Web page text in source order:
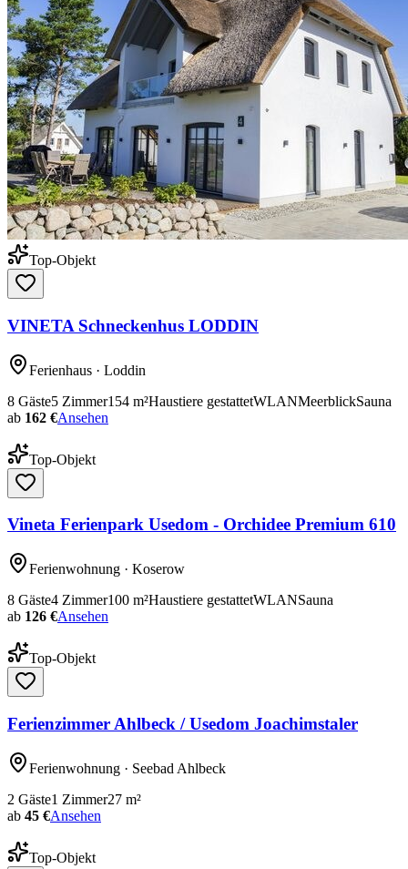
Top-Objekt
VINETA Schneckenhus LODDIN
Ferienhaus · Loddin
8 Gäste5 Zimmer154 m²Haustiere gestattetWLANMeerblickSauna
ab 162 €Ansehen
Top-Objekt
Vineta Ferienpark Usedom - Orchidee Premium 610
Ferienwohnung · Koserow
8 Gäste4 Zimmer100 m²Haustiere gestattetWLANSauna
ab 126 €Ansehen
Top-Objekt
Ferienzimmer Ahlbeck / Usedom Joachimstaler
Ferienwohnung · Seebad Ahlbeck
2 Gäste1 Zimmer27 m²
ab 45 €Ansehen
Top-Objekt